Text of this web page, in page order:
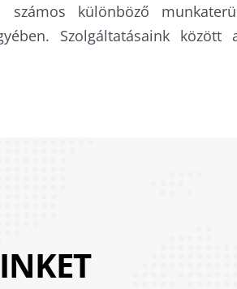
különböző
Szolgáltatásaink